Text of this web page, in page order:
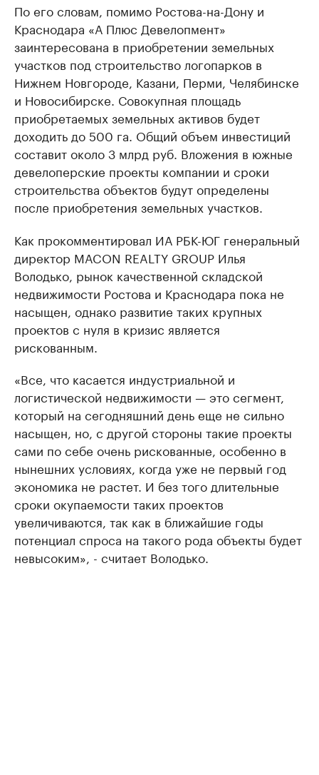
По его словам, помимо Ростова-на-Дону и
Краснодара «А Плюс Девелопмент»
заинтересована в приобретении земельных
участков под строительство логопарков в
Нижнем Новгороде, Казани, Перми, Челябинске
и Новосибирске. Совокупная площадь
приобретаемых земельных активов будет
доходить до 500 га. Общий объем инвестиций
составит около 3 млрд руб. Вложения в южные
девелоперские проекты компании и сроки
строительства объектов будут определены
после приобретения земельных участков.
Как прокомментировал ИА РБК-ЮГ генеральный
директор MACON REALTY GROUP Илья
Володько, рынок качественной складской
недвижимости Ростова и Краснодара пока не
насыщен, однако развитие таких крупных
проектов с нуля в кризис является
рискованным.
«Все, что касается индустриальной и
логистической недвижимости — это сегмент,
который на сегодняшний день еще не сильно
насыщен, но, с другой стороны такие проекты
сами по себе очень рискованные, особенно в
нынешних условиях, когда уже не первый год
экономика не растет. И без того длительные
сроки окупаемости таких проектов
увеличиваются, так как в ближайшие годы
потенциал спроса на такого рода объекты будет
невысоким», - считает Володько.